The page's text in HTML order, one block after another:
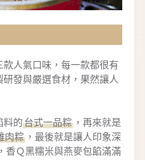
款人氣口味，每一款都很有
發與嚴選食材，果然讓人
料的台式一品粽 ，再來就是
肉粽 ，最後就是讓人印象深
，香Ｑ黑糯米與燕麥包餡滿滿